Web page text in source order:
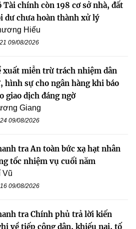
Tài chính còn 198 cơ sở nhà, đất
dư chưa hoàn thành xử lý
Hiếu
09/08/2026
xuất miễn trừ trách nhiệm dân
hình sự cho ngân hàng khi báo
giao dịch đáng ngờ
Giang
09/08/2026
tra An toàn bức xạ hạt nhân
tốc nhiệm vụ cuối năm
Vũ
09/08/2026
tra Chính phủ trả lời kiến
về tiếp công dân, khiếu nại, tố